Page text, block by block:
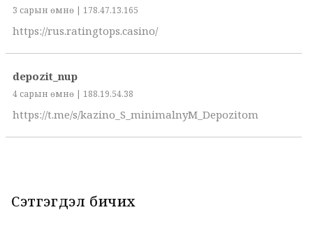
3 сарын өмнө | 178.47.13.165
https://rus.ratingtops.casino/
depozit_nup
4 сарын өмнө | 188.19.54.38
https://t.me/s/kazino_S_minimalnyM_Depozitom
Сэтгэгдэл бичих